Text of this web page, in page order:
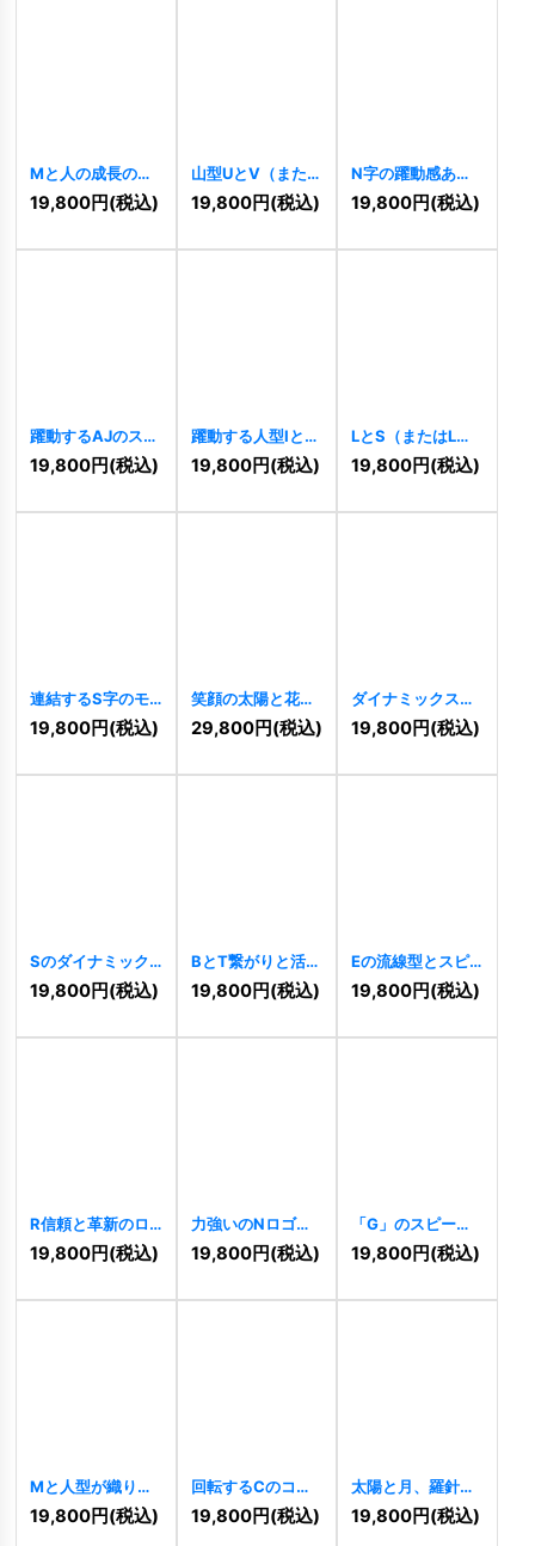
Mと人の成長のロ
ゴ 10178]
19,800円(税込)
山型UとV（または
A）の力強い成長
ロゴ 10176]
19,800円(税込)
N字の躍動感ある
ロゴ[10170]
19,800円(税込)
躍動するAJのスピ
ードロゴ [10154 ]
19,800円(税込)
躍動する人型Iと円
の未来志向ロゴ
10152 ]
19,800円(税込)
LとS（またはLと
7）が連結する幾
何学的ロゴ
19,800円(税込)
連結するS字のモ
ダンロゴ [10142 ]
19,800円(税込)
笑顔の太陽と花の
ロゴ[10139]
29,800円(税込)
ダイナミックスタ
ーロゴ[10132]
19,800円(税込)
Sのダイナミック
ロゴ[10126]
19,800円(税込)
BとT繋がりと活力
のロゴ [10097]
19,800円(税込)
Eの流線型とスピ
ードが描く革新ロ
ゴ [ 10069]
19,800円(税込)
R信頼と革新のロ
ゴ 10067]
19,800円(税込)
力強いのNロゴ
[10044]
19,800円(税込)
「G」のスピード
感ロゴ[10029]
19,800円(税込)
Mと人型が織りな
すのロゴ [9988]
19,800円(税込)
回転するCのコラ
ボレーションロゴ
9979
19,800円(税込)
太陽と月、羅針盤
が導く希望のロゴ
9975
19,800円(税込)